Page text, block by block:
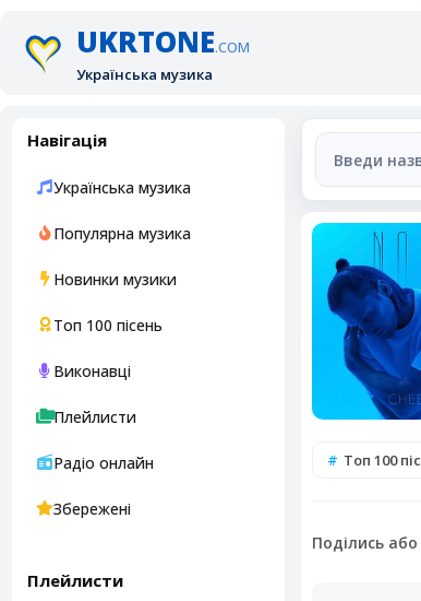
UKRTONE.COM
Українська музика
Навігація
Українська музика
Популярна музика
Новинки музики
Топ 100 пісень
Виконавці
Плейлисти
Радіо онлайн
Збережені
Плейлисти
Топ 100
Поділись